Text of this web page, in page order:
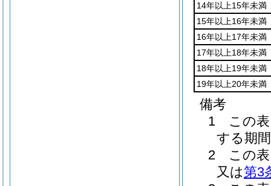
14年以上15年未満
15年以上16年未満
16年以上17年未満
17年以上18年未満
18年以上19年未満
19年以上20年未満
備考
1 この表
する期
2 この表
又は第3